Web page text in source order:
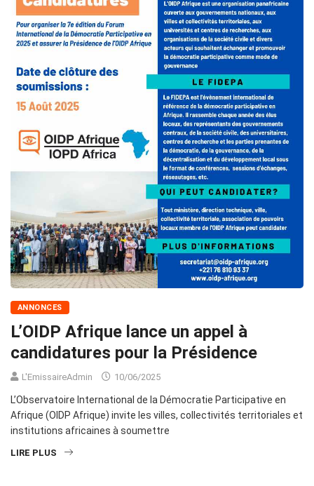
ANNONCES
L’OIDP Afrique lance un appel à
candidatures pour la Présidence
L'EmissaireAdmin 10/06/2025
L’Observatoire International de la Démocratie Participative en
Afrique (OIDP Afrique) invite les villes, collectivités territoriales et
institutions africaines à soumettre
LIRE PLUS